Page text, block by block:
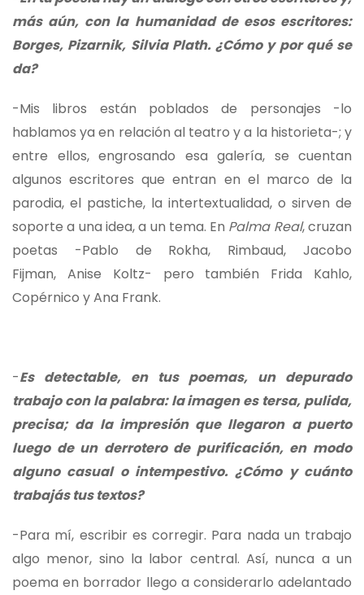
más aún, con la humanidad de esos escritores:
Borges, Pizarnik, Silvia Plath. ¿Cómo y por qué se
da?
-Mis libros están poblados de personajes -lo
hablamos ya en relación al teatro y a la historieta-; y
entre ellos, engrosando esa galería, se cuentan
algunos escritores que entran en el marco de la
parodia, el pastiche, la intertextualidad, o sirven de
soporte a una idea, a un tema. En Palma Real, cruzan
poetas -Pablo de Rokha, Rimbaud, Jacobo
Fijman, Anise Koltz- pero también Frida Kahlo,
Copérnico y Ana Frank.
-Es detectable, en tus poemas, un depurado
trabajo con la palabra: la imagen es tersa, pulida,
precisa; da la impresión que llegaron a puerto
luego de un derrotero de purificación, en modo
alguno casual o intempestivo. ¿Cómo y cuánto
trabajás tus textos?
-Para mí, escribir es corregir. Para nada un trabajo
algo menor, sino la labor central. Así, nunca a un
poema en borrador llego a considerarlo adelantado